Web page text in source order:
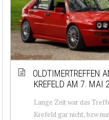
OLDTIMERTREFFEN
KREFELD AM 7. MAI
Lange Zeit war das
Krefeld gar nicht, bzw